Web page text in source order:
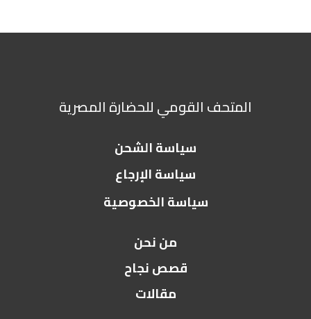
المتحف القومي للحضارة المصرية
سياسة الشحن
سياسة الإرجاع
سياسة الخصوصية
من نحن
قصص نجاح
مقالات